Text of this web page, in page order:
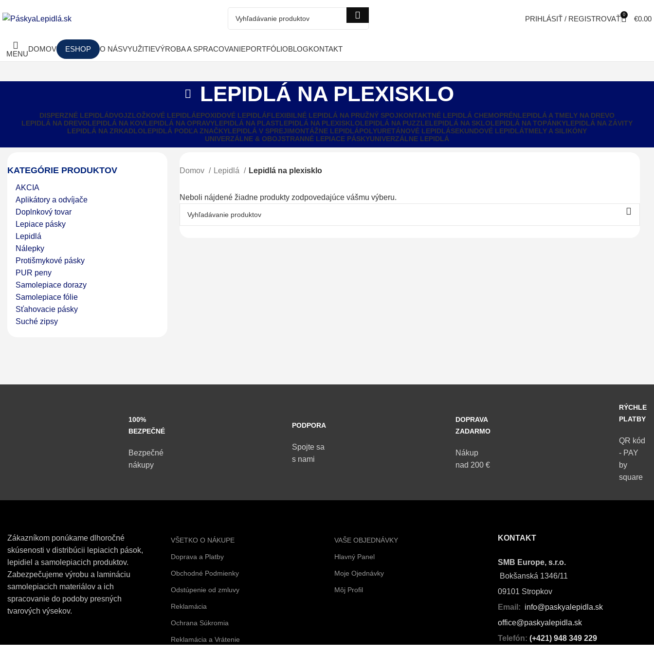
PRIHLÁSIŤ / REGISTROVAŤ 0 €0.00
MENU
DOMOV ESHOP O NÁSVYUŽITIEVÝROBA A SPRACOVANIEPORTFÓLIOBLOGKONTAKT
LEPIDLÁ NA PLEXISKLO
DISPERZNÉ LEPIDLÁDVOJZLOŽKOVÉ LEPIDLÁEPOXIDOVÉ LEPIDLÁFLEXIBILNÉ LEPIDLÁ NA PRUŽNÝ SPOJKONTAKTNÉ LEPIDLÁ CHEMOPRÉNLEPIDLÁ A TMELY NA DREVO
LEPIDLÁ NA DREVOLEPIDLÁ NA KOVLEPIDLÁ NA OPRAVYLEPIDLÁ NA PLASTLEPIDLÁ NA PLEXISKLOLEPIDLÁ NA PUZZLELEPIDLÁ NA SKLOLEPIDLÁ NA TOPÁNKYLEPIDLÁ NA ZÁVITY
LEPIDLÁ NA ZRKADLOLEPIDLÁ PODĽA ZNAČKYLEPIDLÁ V SPREJIMONTÁŽNE LEPIDLÁPOLYURETÁNOVÉ LEPIDLÁSEKUNDOVÉ LEPIDLÁTMELY A SILIKÓNY
UNIVERZÁLNE & OBOJSTRANNÉ LEPIACE PÁSKYUNIVERZÁLNE LEPIDLÁ
KATEGÓRIE PRODUKTOV
AKCIA
Aplikátory a odvíjače
Doplnkový tovar
Lepiace pásky
Lepidlá
Nálepky
Protišmykové pásky
PUR peny
Samolepiace dorazy
Samolepiace fólie
Sťahovacie pásky
Suché zipsy
Domov Lepidlá Lepidlá na plexisklo
Neboli nájdené žiadne produkty zodpovedajúce vášmu výberu.
100%
BEZPEČNÉ
Bezpečné
nákupy
PODPORA
Spojte sa
s nami
DOPRAVA
ZADARMO
Nákup
nad 200 €
RÝCHLE
PLATBY
QR kód
- PAY
by
square
Zákazníkom ponúkame dlhoročné
skúsenosti v distribúcii lepiacich pások,
lepidiel a samolepiacich produktov.
Zabezpečujeme výrobu a lamináciu
samolepiacich materiálov a ich
spracovanie do podoby presných
tvarových výsekov.
VŠETKO O NÁKUPE
Doprava a Platby
Obchodné Podmienky
Odstúpenie od zmluvy
Reklamácia
Ochrana Súkromia
Reklamácia a Vrátenie
VAŠE OBJEDNÁVKY
Hlavný Panel
Moje Ojednávky
Môj Profil
KONTAKT
SMB Europe, s.r.o.
Bokšanská 1346/11
09101 Stropkov
Email: info@paskyalepidla.sk
office@paskyalepidla.sk
Telefón: (+421) 948 349 229